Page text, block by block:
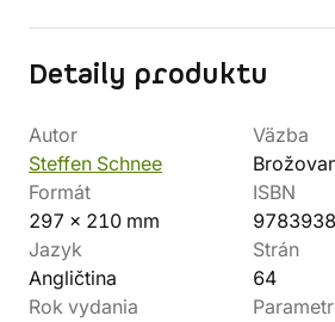
Detaily produktu
Autor
Steffen Schnee
Väzba
Formát
297 x 210 mm
ISBN
Jazyk
Angličtina
Strán
64
Rok vydania